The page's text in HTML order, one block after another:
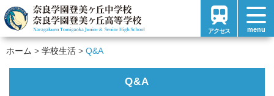
アクセス menu
ホーム 学校生活 Q&A
Q&A